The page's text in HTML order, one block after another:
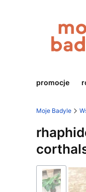
promocje
Moje Badyle